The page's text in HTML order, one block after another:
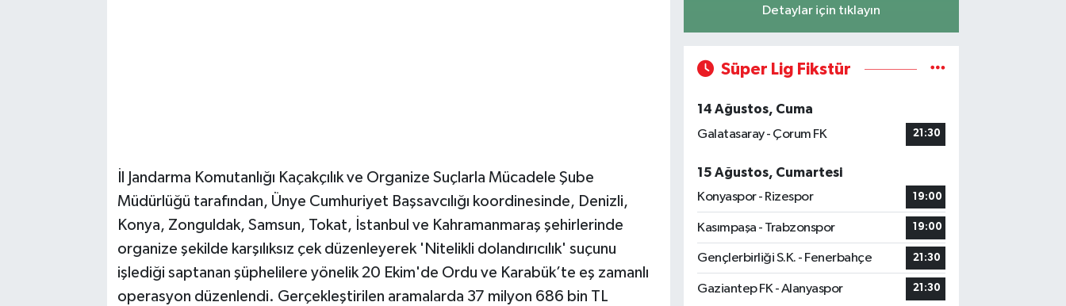
İl Jandarma Komutanlığı Kaçakçılık ve Organize Suçlarla Mücadele Şube
Müdürlüğü tarafından, Ünye Cumhuriyet Başsavcılığı koordinesinde, Denizli,
Konya, Zonguldak, Samsun, Tokat, İstanbul ve Kahramanmaraş şehirlerinde
organize şekilde karşılıksız çek düzenleyerek 'Nitelikli dolandırıcılık' suçunu
işlediği saptanan şüphelilere yönelik 20 Ekim'de Ordu ve Karabük’te eş zamanlı
operasyon düzenlendi. Gerçekleştirilen aramalarda 37 milyon 686 bin TL
Detaylar için tıklayın
Süper Lig Fikstür
14 Ağustos, Cuma
Galatasaray - Çorum FK
21:30
15 Ağustos, Cumartesi
Konyaspor - Rizespor
19:00
Kasımpaşa - Trabzonspor 19:00
Gençlerbirliği S.K. - Fenerbahçe 21:30
Gaziantep FK - Alanyaspor 21:30